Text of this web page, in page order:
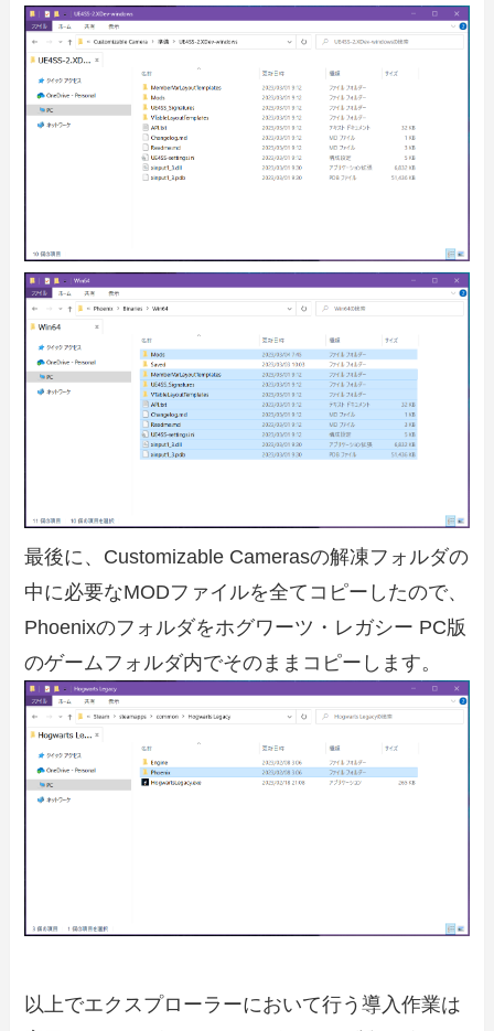
最後に、Customizable Camerasの解凍フォルダの
中に必要なMODファイルを全てコピーしたので、
Phoenixのフォルダをホグワーツ・レガシー PC版
のゲームフォルダ内でそのままコピーします。
以上でエクスプローラーにおいて行う導入作業は